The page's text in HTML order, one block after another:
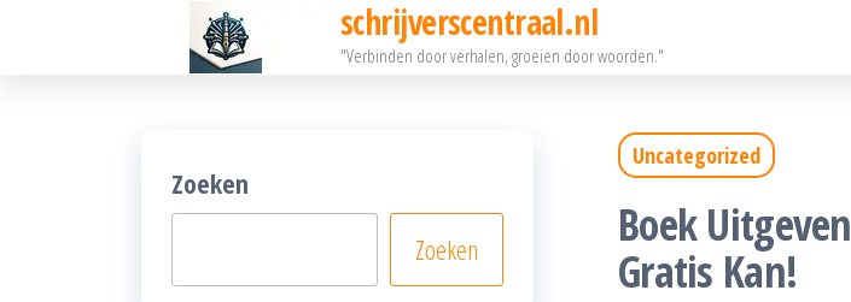
schrijverscentraal.nl
"Verbinden door verhalen, groeien door woorden."
Uncategorized
Boek
Gratis Kan!
Zoeken
Zoeken